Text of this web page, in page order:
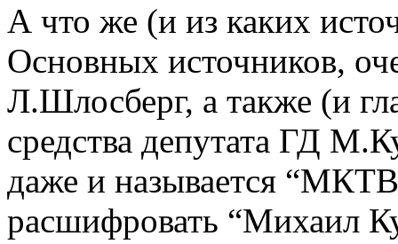
А что же (и из каких
Основных источников,
Л.Шлосберг, а также (и
средства депутата ГД
даже и называется
расшифровать “Михаил